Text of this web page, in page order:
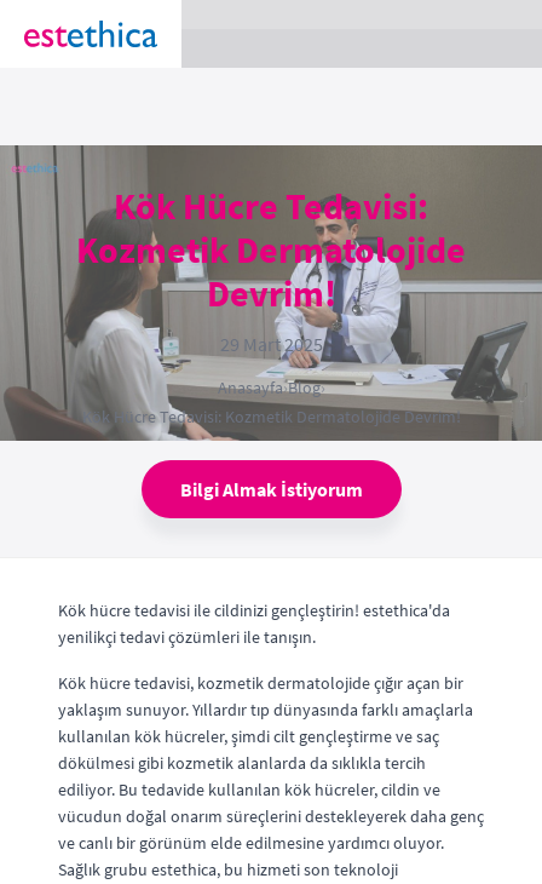
section Service {
Kök Hücre Tedavisi:
Kozmetik Dermatolojide
Devrim!
29 Mart 2025
Anasayfa›Blog›
Kök Hücre Tedavisi: Kozmetik Dermatolojide Devrim!
Bilgi Almak İstiyorum
Kök hücre tedavisi ile cildinizi gençleştirin! estethica'da
yenilikçi tedavi çözümleri ile tanışın.
Kök hücre tedavisi, kozmetik dermatolojide çığır açan bir
yaklaşım sunuyor. Yıllardır tıp dünyasında farklı amaçlarla
kullanılan kök hücreler, şimdi cilt gençleştirme ve saç
dökülmesi gibi kozmetik alanlarda da sıklıkla tercih
ediliyor. Bu tedavide kullanılan kök hücreler, cildin ve
vücudun doğal onarım süreçlerini destekleyerek daha genç
ve canlı bir görünüm elde edilmesine yardımcı oluyor.
Sağlık grubu estethica, bu hizmeti son teknoloji